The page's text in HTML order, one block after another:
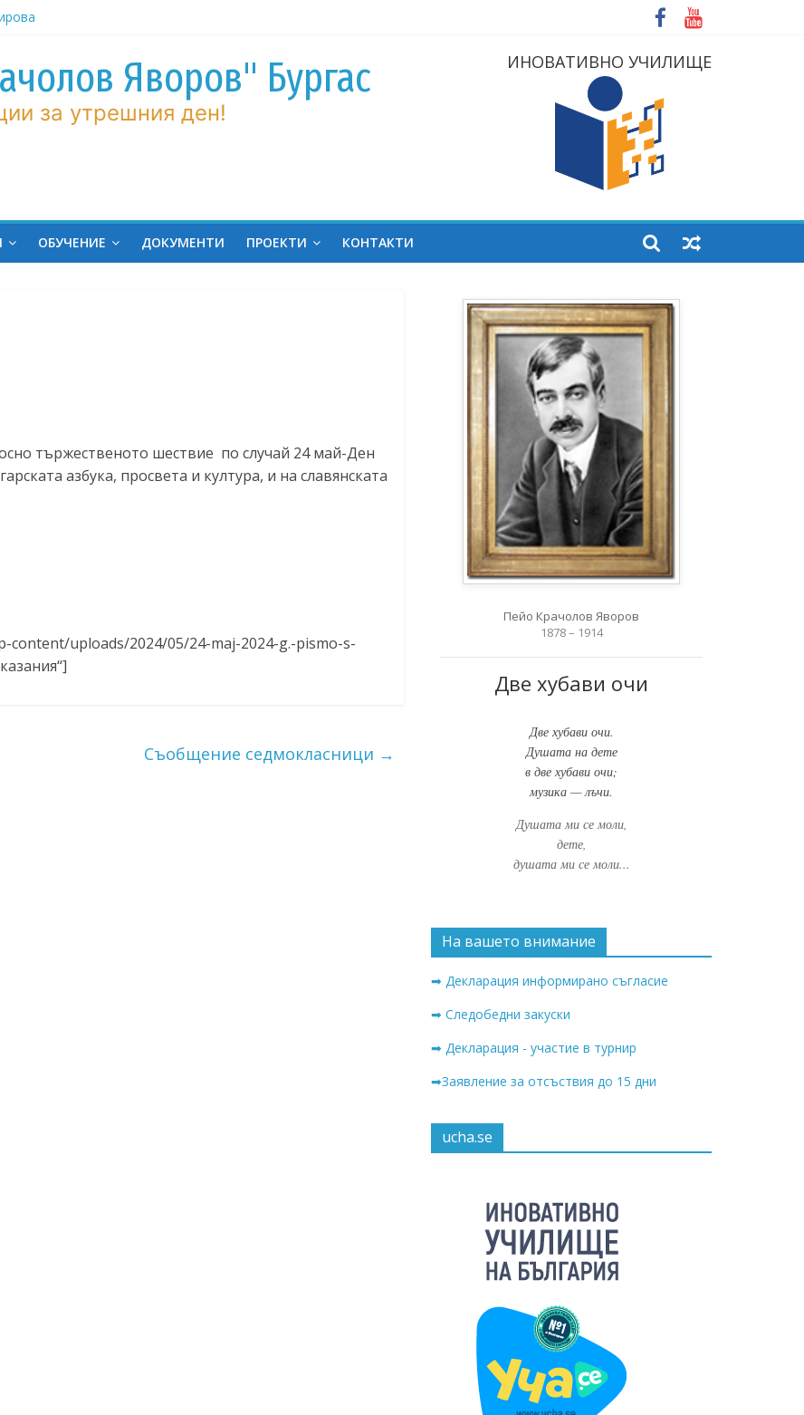
от
Яворов" Бургас
за утрешния ден!
ИНОВАТИВНО УЧИЛИЩЕ
ОБУЧЕНИЕ ДОКУМЕНТИ ПРОЕКТИ КОНТАКТИ
тържественото шествие по случай 24 май-Ден
азбука, просвета и култура, и на славянската
uploads/2024/05/24-maj-2024-g.-pismo-s-
Съобщение седмокласници →
Пейо Крачолов Яворов
1878 – 1914
Две хубави очи
Две хубави очи.
Душата на дете
в две хубави очи;
музика — лъчи.
Душата ми се моли,
дете,
душата ми се моли...
На вашето внимание
➡ Декларация информирано съгласие
➡ Следобедни закуски
➡ Декларация - участие в турнир
➡Заявление за отсъствия до 15 дни
ucha.se